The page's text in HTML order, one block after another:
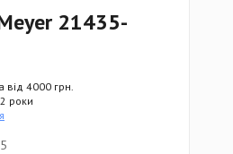
21435-
від 4000 грн.
роки